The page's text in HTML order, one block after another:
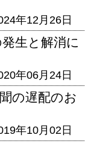
年12月26日
生と解消に
年06月24日
の遅配のお
年10月02日